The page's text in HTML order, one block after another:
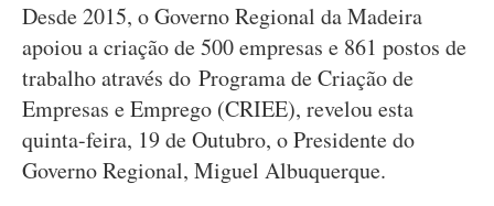
Desde 2015, o Governo Regional da Madeira
apoiou a criação de 500 empresas e 861 postos de
trabalho através do Programa de Criação de
Empresas e Emprego (CRIEE), revelou esta
quinta-feira, 19 de Outubro, o Presidente do
Governo Regional, Miguel Albuquerque.